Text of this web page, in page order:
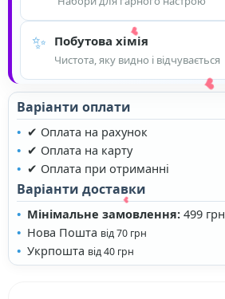
✨ Побутова хімія
Чистота, яку видно і відчувається
Варіанти оплати
✔ Оплата на рахунок
✔ Оплата на карту
✔ Оплата при отриманні
Варіанти доставки
Мінімальне замовлення: 499 грн
Нова Пошта від 70 грн
Укрпошта від 40 грн
❤